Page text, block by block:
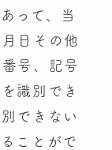
って、当
日その他
号、記号
識別でき
できない
ことがで